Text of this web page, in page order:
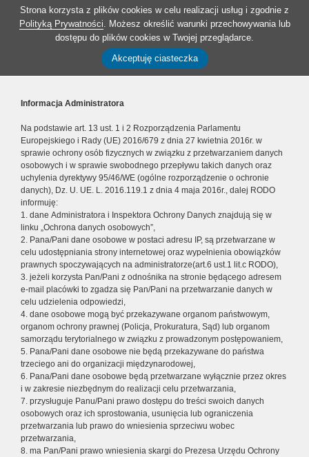
Strona korzysta z plików cookies w celu realizacji usług i zgodnie z
Polityką Prywatności. Możesz określić warunki przechowywania lub
dostępu do plików cookies w Twojej przeglądarce.
Akceptuję ciasteczka
Informacja Administratora
Na podstawie art. 13 ust. 1 i 2 Rozporządzenia Parlamentu
Europejskiego i Rady (UE) 2016/679 z dnia 27 kwietnia 2016r. w
sprawie ochrony osób fizycznych w związku z przetwarzaniem danych
osobowych i w sprawie swobodnego przepływu takich danych oraz
uchylenia dyrektywy 95/46/WE (ogólne rozporządzenie o ochronie
danych), Dz. U. UE. L. 2016.119.1 z dnia 4 maja 2016r., dalej RODO
informuję:
1. dane Administratora i Inspektora Ochrony Danych znajdują się w
linku „Ochrona danych osobowych”,
2. Pana/Pani dane osobowe w postaci adresu IP, są przetwarzane w
celu udostępniania strony internetowej oraz wypełnienia obowiązków
prawnych spoczywających na administratorze(art.6 ust.1 lit.c RODO),
3. jeżeli korzysta Pan/Pani z odnośnika na stronie będącego adresem
e-mail placówki to zgadza się Pan/Pani na przetwarzanie danych w
celu udzielenia odpowiedzi,
4. dane osobowe mogą być przekazywane organom państwowym,
organom ochrony prawnej (Policja, Prokuratura, Sąd) lub organom
samorządu terytorialnego w związku z prowadzonym postępowaniem,
5. Pana/Pani dane osobowe nie będą przekazywane do państwa
trzeciego ani do organizacji międzynarodowej,
6. Pana/Pani dane osobowe będą przetwarzane wyłącznie przez okres
i w zakresie niezbędnym do realizacji celu przetwarzania,
7. przysługuje Panu/Pani prawo dostępu do treści swoich danych
osobowych oraz ich sprostowania, usunięcia lub ograniczenia
przetwarzania lub prawo do wniesienia sprzeciwu wobec
przetwarzania,
8. ma Pan/Pani prawo wniesienia skargi do Prezesa Urzędu Ochrony